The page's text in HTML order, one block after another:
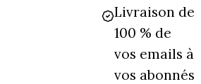
Livraison de
100 % de
vos emails à
vos abonnés